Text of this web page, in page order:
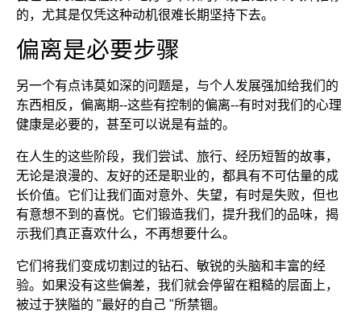
的，尤其是仅凭这种动机很难长期坚持下去。
偏离是必要步骤
另一个有点讳莫如深的问题是，与个人发展强加给我们的
东西相反，偏离期--这些有控制的偏离--有时对我们的心理
健康是必要的，甚至可以说是有益的。
在人生的这些阶段，我们尝试、旅行、经历短暂的故事，
无论是浪漫的、友好的还是职业的，都具有不可估量的成
长价值。它们让我们面对意外、失望，有时是失败，但也
有意想不到的喜悦。它们锻造我们，提升我们的品味，揭
示我们真正喜欢什么，不再想要什么。
它们将我们变成切割过的钻石、敏锐的头脑和丰富的经
验。如果没有这些偏差，我们就会停留在粗糙的层面上，
被过于狭隘的 "最好的自己 "所禁锢。